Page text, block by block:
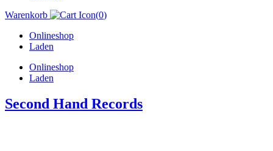
Warenkorb
(0)
Onlineshop
Laden
Onlineshop
Laden
Second Hand Records